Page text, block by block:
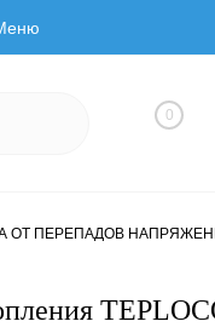
0
ОТ ПЕРЕПАДОВ